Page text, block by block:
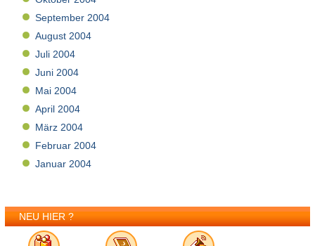
September 2004
August 2004
Juli 2004
Juni 2004
Mai 2004
April 2004
März 2004
Februar 2004
Januar 2004
NEU HIER ?